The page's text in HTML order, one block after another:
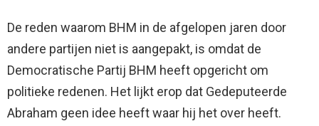
De reden waarom BHM in de afgelopen jaren door
andere partijen niet is aangepakt, is omdat de
Democratische Partij BHM heeft opgericht om
politieke redenen. Het lijkt erop dat Gedeputeerde
Abraham geen idee heeft waar hij het over heeft.